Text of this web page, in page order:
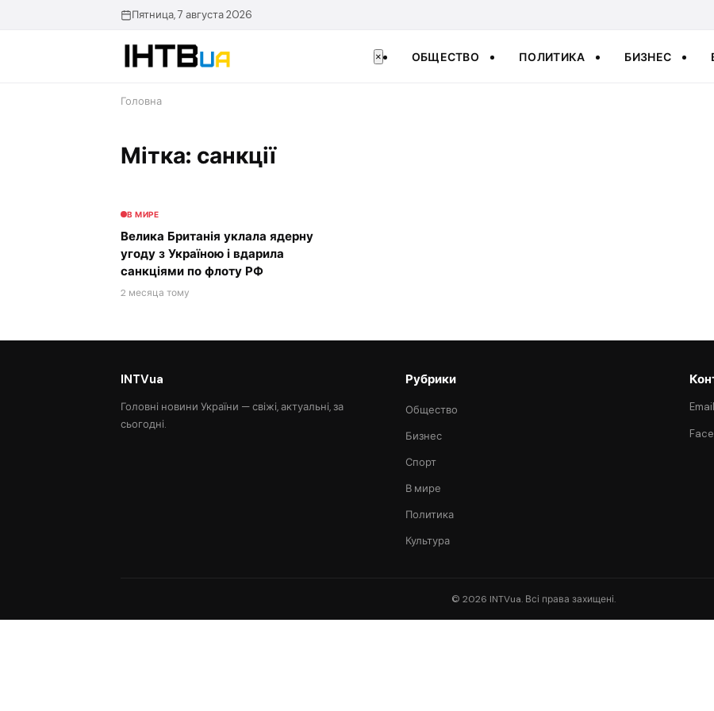
Пятница, 7 августа 2026
× ОБЩЕСТВО ПОЛИТИКА БИЗНЕС
Головна
Мітка: санкції
В МИРЕ
Велика Британія уклала ядерну
угоду з Україною і вдарила
санкціями по флоту РФ
2 месяца тому
INTVua
Головні новини України — свіжі, актуальні, за
сьогодні.
Рубрики
Общество
Бизнес
Спорт
В мире
Политика
Культура
© 2026 INTVua. Всі права захищені.